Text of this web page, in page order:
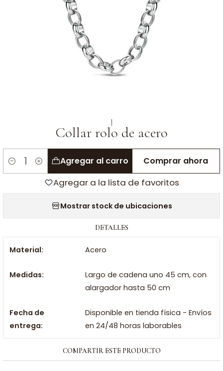
|
Collar rolo de acero
Cantidad
Agregar al carro Comprar ahora
Agregar a la lista de favoritos
Mostrar stock de ubicaciones
DETALLES
Material: Acero
Medidas:
Largo de cadena uno 45 cm, con
alargador hasta 50 cm
Fecha de
entrega:
Disponible en tienda física - Envíos
en 24/48 horas laborables
COMPARTIR ESTE PRODUCTO